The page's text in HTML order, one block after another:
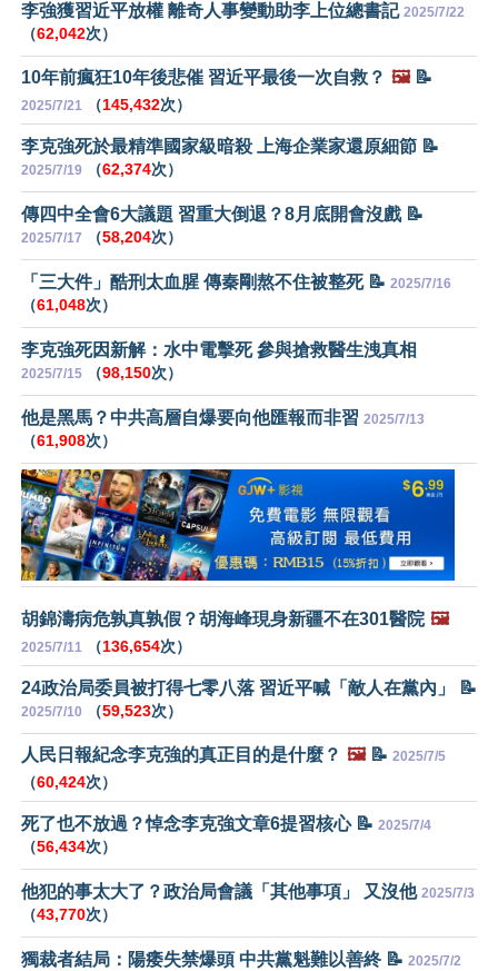
李強獲習近平放權 離奇人事變動助李上位總書記 2025/7/22
（62,042次）
10年前瘋狂10年後悲催 習近平最後一次自救？ 🖼️📝
2025/7/21 （145,432次）
李克強死於最精準國家級暗殺 上海企業家還原細節 📝
2025/7/19 （62,374次）
傳四中全會6大議題 習重大倒退？8月底開會沒戲 📝
2025/7/17 （58,204次）
「三大件」酷刑太血腥 傳秦剛熬不住被整死 📝 2025/7/16
（61,048次）
李克強死因新解：水中電擊死 參與搶救醫生洩真相
2025/7/15 （98,150次）
他是黑馬？中共高層自爆要向他匯報而非習 2025/7/13
（61,908次）
胡錦濤病危孰真孰假？胡海峰現身新疆不在301醫院 🖼️
2025/7/11 （136,654次）
24政治局委員被打得七零八落 習近平喊「敵人在黨內」 📝
2025/7/10 （59,523次）
人民日報紀念李克強的真正目的是什麼？ 🖼️📝 2025/7/5
（60,424次）
死了也不放過？悼念李克強文章6提習核心 📝 2025/7/4
（56,434次）
他犯的事太大了？政治局會議「其他事項」 又沒他 2025/7/3
（43,770次）
獨裁者結局：陽痿失禁爆頭 中共黨魁難以善終 📝 2025/7/2